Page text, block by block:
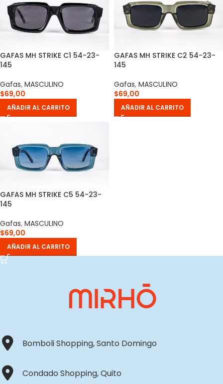
GAFAS MH STRIKE C1 54-23-
145
Gafas, MASCULINO
$69,00
AÑADIR AL CARRITO
GAFAS MH STRIKE C2 54-23-
145
Gafas, MASCULINO
$69,00
AÑADIR AL CARRITO
GAFAS MH STRIKE C5 54-23-
145
Gafas, MASCULINO
$69,00
AÑADIR AL CARRITO
Bomboli Shopping, Santo Domingo
Condado Shopping, Quito